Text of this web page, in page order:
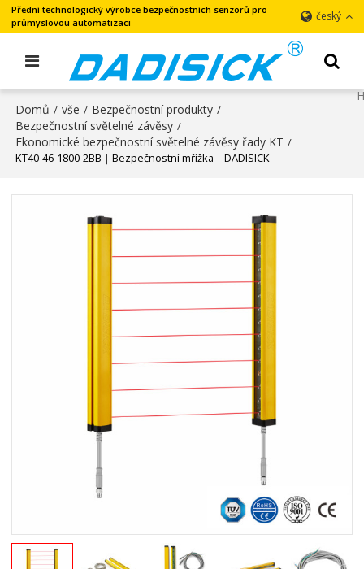
Přední technologický výrobce bezpečnostních senzorů pro
průmyslovou automatizaci
český
Domů / vše / Bezpečnostní produkty /
Bezpečnostní světelné závěsy /
Ekonomické bezpečnostní světelné závěsy řady KT /
KT40-46-1800-2BB｜Bezpečnostní mřížka｜DADISICK